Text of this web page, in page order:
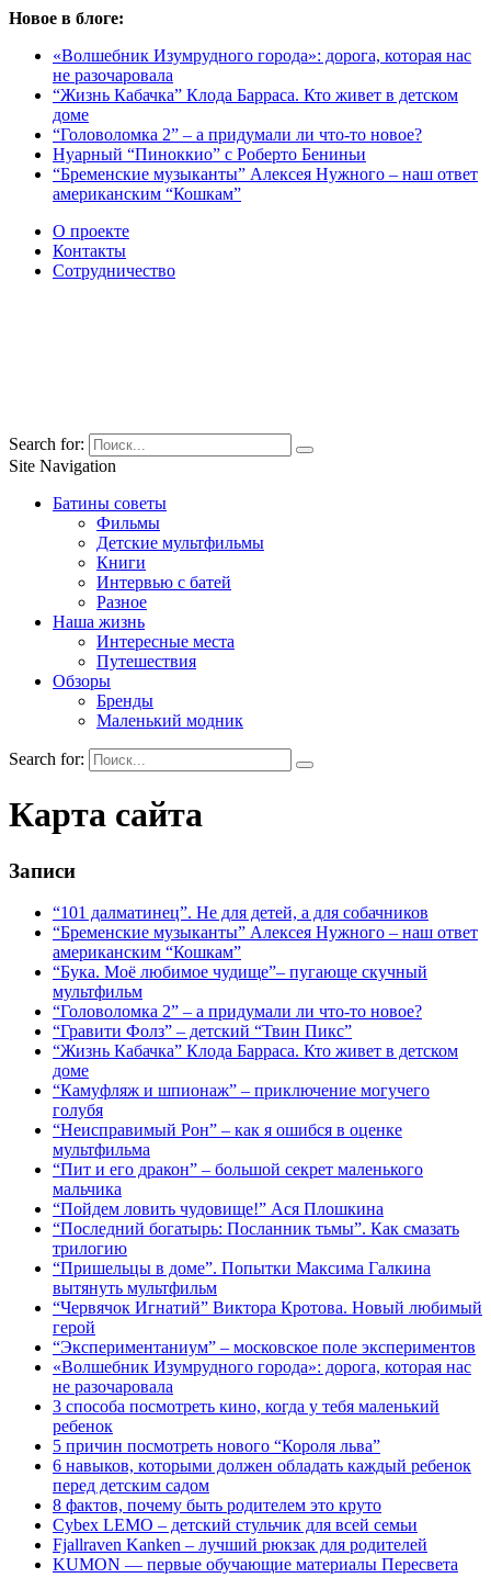
Новое в блоге:
«Волшебник Изумрудного города»: дорога, которая нас
не разочаровала
“Жизнь Кабачка” Клода Барраса. Кто живет в детском
доме
“Головоломка 2” – а придумали ли что-то новое?
Нуарный “Пиноккио” с Роберто Бениньи
“Бременские музыканты” Алексея Нужного – наш ответ
американским “Кошкам”
О проекте
Контакты
Сотрудничество
Search for:
Site Navigation
Батины советы
Фильмы
Детские мультфильмы
Книги
Интервью с батей
Разное
Наша жизнь
Интересные места
Путешествия
Обзоры
Бренды
Маленький модник
Search for:
Карта сайта
Записи
“101 далматинец”. Не для детей, а для собачников
“Бременские музыканты” Алексея Нужного – наш ответ
американским “Кошкам”
“Бука. Моё любимое чудище”– пугающе скучный
мультфильм
“Головоломка 2” – а придумали ли что-то новое?
“Гравити Фолз” – детский “Твин Пикс”
“Жизнь Кабачка” Клода Барраса. Кто живет в детском
доме
“Камуфляж и шпионаж” – приключение могучего
голубя
“Неисправимый Рон” – как я ошибся в оценке
мультфильма
“Пит и его дракон” – большой секрет маленького
мальчика
“Пойдем ловить чудовище!” Ася Плошкина
“Последний богатырь: Посланник тьмы”. Как смазать
трилогию
“Пришельцы в доме”. Попытки Максима Галкина
вытянуть мультфильм
“Червячок Игнатий” Виктора Кротова. Новый любимый
герой
“Экспериментаниум” – московское поле экспериментов
«Волшебник Изумрудного города»: дорога, которая нас
не разочаровала
3 способа посмотреть кино, когда у тебя маленький
ребенок
5 причин посмотреть нового “Короля льва”
6 навыков, которыми должен обладать каждый ребенок
перед детским садом
8 фактов, почему быть родителем это круто
Cybex LEMO – детский стульчик для всей семьи
Fjallraven Kanken – лучший рюкзак для родителей
KUMON — первые обучающие материалы Пересвета